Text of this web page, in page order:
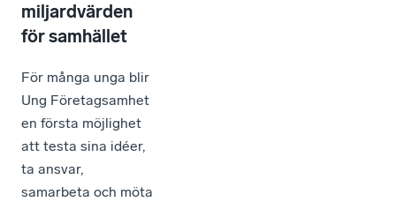
miljardvärden
för samhället
För många unga blir
Ung Företagsamhet
en första möjlighet
att testa sina idéer,
ta ansvar,
samarbeta och möta